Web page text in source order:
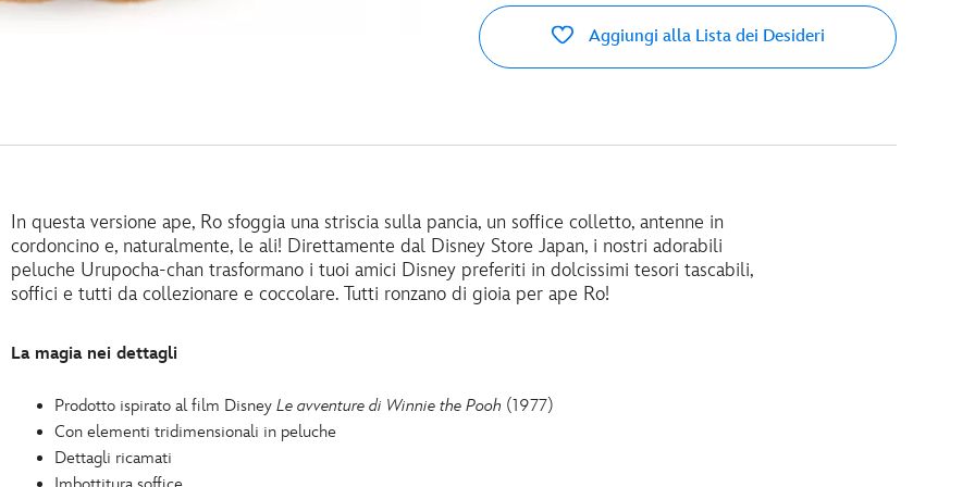
Aggiungi alla Lista dei Desideri
In questa versione ape, Ro sfoggia una striscia sulla pancia, un soffice colletto, antenne in
cordoncino e, naturalmente, le ali! Direttamente dal Disney Store Japan, i nostri adorabili
peluche Urupocha-chan trasformano i tuoi amici Disney preferiti in dolcissimi tesori tascabili,
soffici e tutti da collezionare e coccolare. Tutti ronzano di gioia per ape Ro!
La magia nei dettagli
Prodotto ispirato al film Disney Le avventure di Winnie the Pooh (1977)
Con elementi tridimensionali in peluche
Dettagli ricamati